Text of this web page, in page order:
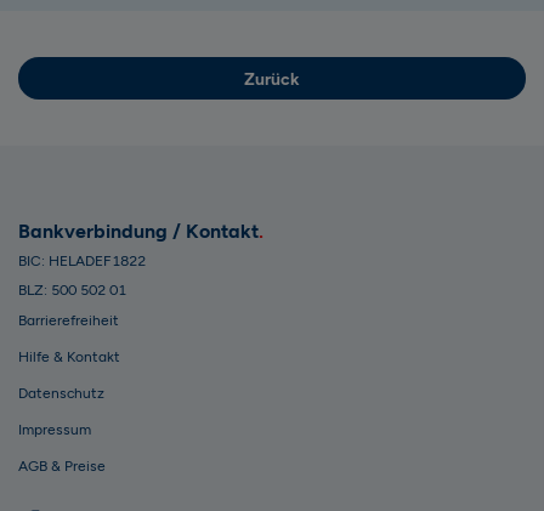
Zurück
Bankverbindung / Kontakt
BIC: HELADEF1822
BLZ: 500 502 01
Barrierefreiheit
Hilfe & Kontakt
Datenschutz
Impressum
AGB & Preise